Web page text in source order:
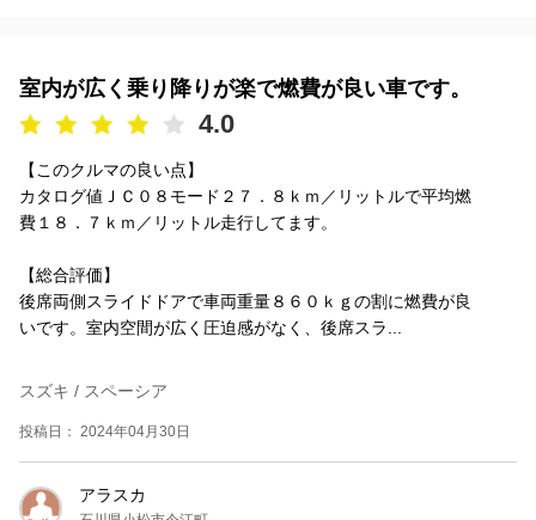
室内が広く乗り降りが楽で燃費が良い車です。
4.0
【このクルマの良い点】
カタログ値ＪＣ０８モード２７．８ｋｍ／リットルで平均燃
費１８．７ｋｍ／リットル走行してます。
【総合評価】
後席両側スライドドアで車両重量８６０ｋｇの割に燃費が良
いです。室内空間が広く圧迫感がなく、後席スラ...
スズキ / スペーシア
投稿日： 2024年04月30日
アラスカ